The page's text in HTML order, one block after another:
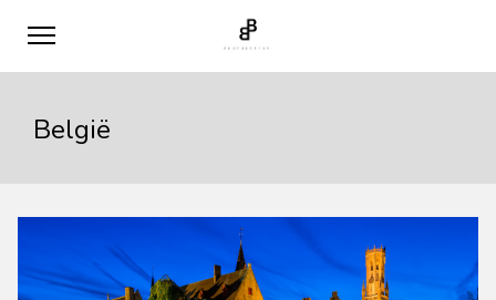
België